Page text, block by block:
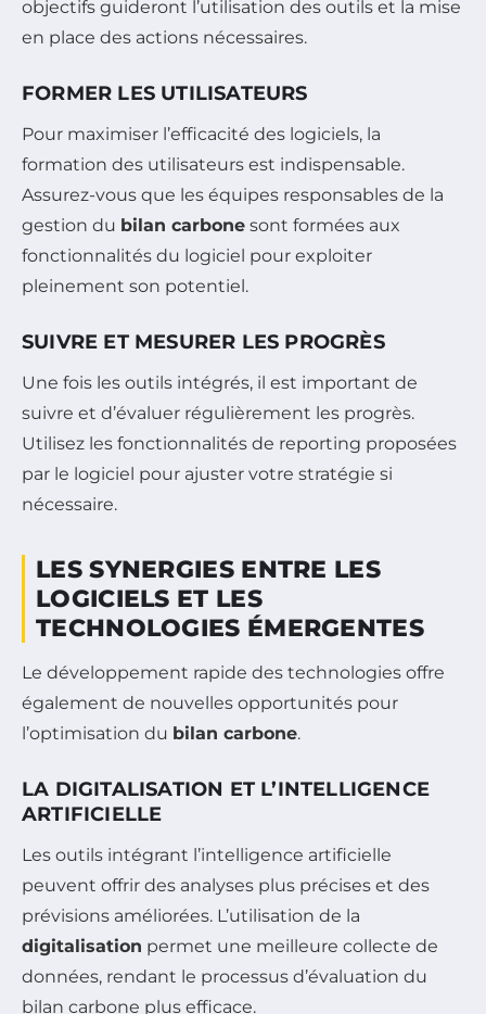
objectifs guideront l’utilisation des outils et la mise
en place des actions nécessaires.
FORMER LES UTILISATEURS
Pour maximiser l’efficacité des logiciels, la
formation des utilisateurs est indispensable.
Assurez-vous que les équipes responsables de la
gestion du bilan carbone sont formées aux
fonctionnalités du logiciel pour exploiter
pleinement son potentiel.
SUIVRE ET MESURER LES PROGRÈS
Une fois les outils intégrés, il est important de
suivre et d’évaluer régulièrement les progrès.
Utilisez les fonctionnalités de reporting proposées
par le logiciel pour ajuster votre stratégie si
nécessaire.
LES SYNERGIES ENTRE LES
LOGICIELS ET LES
TECHNOLOGIES ÉMERGENTES
Le développement rapide des technologies offre
également de nouvelles opportunités pour
l’optimisation du bilan carbone.
LA DIGITALISATION ET L’INTELLIGENCE
ARTIFICIELLE
Les outils intégrant l’intelligence artificielle
peuvent offrir des analyses plus précises et des
prévisions améliorées. L’utilisation de la
digitalisation permet une meilleure collecte de
données, rendant le processus d’évaluation du
bilan carbone plus efficace.